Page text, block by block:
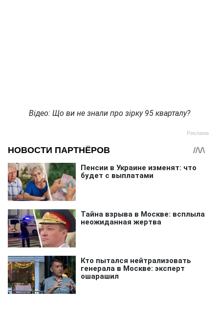
Відео: Що ви не знали про зірку 95 кварталу?